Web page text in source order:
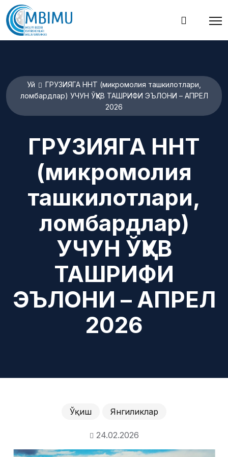
Уй
ГРУЗИЯГА ННТ (микромолия ташкилотлари,
ломбардлар) УЧУН ЎҚУВ ТАШРИФИ ЭЪЛОНИ – АПРЕЛ
2026
ГРУЗИЯГА ННТ
(микромолия
ташкилотлари,
ломбардлар)
УЧУН ЎҚУВ
ТАШРИФИ
ЭЪЛОНИ – АПРЕЛ
2026
Ўқиш Янгиликлар
24.02.2026